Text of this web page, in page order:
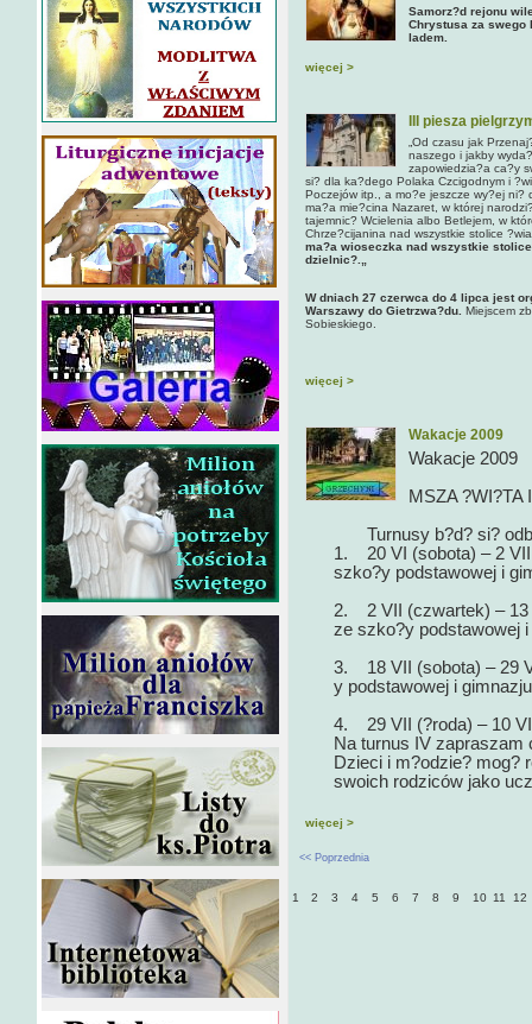
Samorz?d rejonu
Chrystusa za swego
ladem.
więcej >
III piesza
„Od czasu jak
naszego i jakby
zapowiedzia?a ca?y
si? dla ka?dego Polaka Czcigodnym i
Poczejów itp., a mo?e jeszcze wy?ej ni?
ma?a mie?cina Nazaret, w której
tajemnic? Wcielenia albo Betlejem, w
Chrze?cijanina nad wszystkie stolice
ma?a wioseczka nad wszystkie
dzielnic?.„
W dniach 27 czerwca do 4 lipca jest
Warszawy do Gietrzwa?du. Miejscem
Sobieskiego.
więcej >
Wakacje 2009
Wakacje 2009
MSZA ?WI?TA
Turnusy b?d? si?
1. 20 VI (sobota) – 2
szko?y podstawowej i
2. 2 VII (czwartek) – 13
ze szko?y podstawowej
3. 18 VII (sobota) – 29
y podstawowej i
4. 29 VII (?roda) – 10
Na turnus IV zapraszam
Dzieci i m?odzie? mog?
swoich rodziców jako
więcej >
<< Poprzednia
1 2 3 4 5 6 7 8 9 10 11 12